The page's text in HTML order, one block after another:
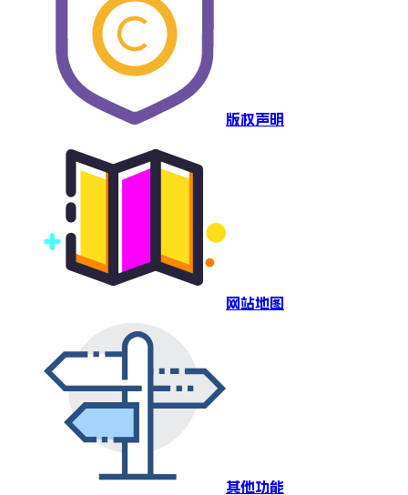
版权声明
网站地图
其他功能